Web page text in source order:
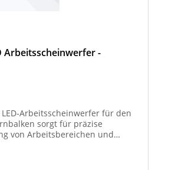
Arbeitsscheinwerfer -
LED-Arbeitsscheinwerfer für den
sorgt für präzise
von Arbeitsbereichen und